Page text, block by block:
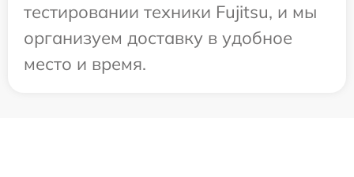
тестировании техники Fujitsu, и мы
организуем доставку в удобное
место и время.